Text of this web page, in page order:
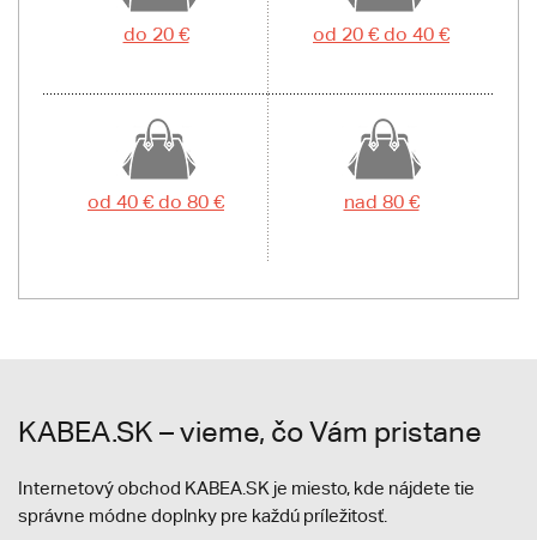
do 20 € od 20 € do 40 €
od 40 € do 80 € nad 80 €
KABEA.SK – vieme, čo Vám pristane
Internetový obchod KABEA.SK je miesto, kde nájdete tie
správne módne doplnky pre každú príležitosť.